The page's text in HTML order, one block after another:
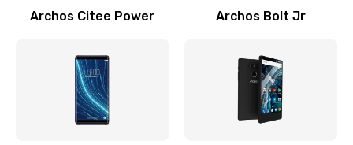
Archos Citee Power Archos Bolt Jr